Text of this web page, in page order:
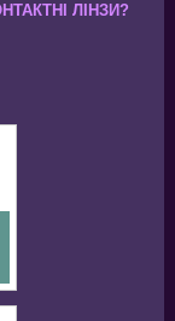
ЛІНЗИ?